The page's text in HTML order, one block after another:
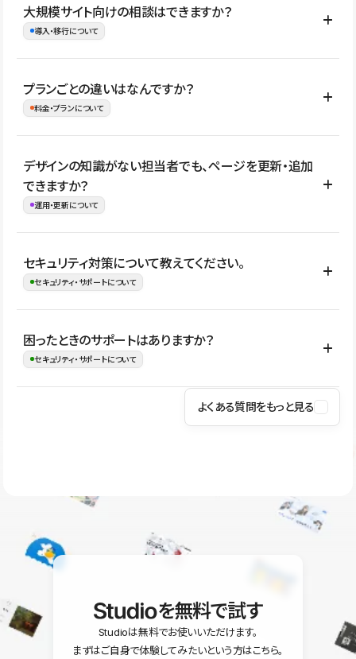
はい。既存サイトの構成やコンテンツ、URLを整理したうえで、
Studio上に再構築する形で移行できます。 WordPressの場合は、
イト全体のデザインや設定がそのまま移行されるわけではないた
め、移行後にページ構成やデザイン、CMS設計、URL・リダイレク
大規模サイト向けの相談はできますか？
導入・移行について
はい。アクセス規模が大きいサイトや、複数部門での運用、権限管
理、セキュリティ確認、既存システムとの連携など、個別の要件が
ない段階でも、お問い合わせください。
お問合せはこちら
プランごとの違いはなんですか？
料金・プランについて
公開ページ数、バージョン履歴の期間、CMS利用数の上限、権限
管理の有無などがプランごとに異なります。詳しくは料金プランペ
ージをご覧ください。
デザインの知識がない担当者でも、ページを更新・追加
できますか？
運用・更新について
はい。CMSやコンポーネントを活用して更新範囲を設計しておく
ことで、デザインを崩しにくい状態で運用できます。 さらにコン
ながらレイアウトに影響を与えずに更新作業を進めやすくなりま
す。
セキュリティ対策について教えてください。
セキュリティ・サポートについて
Studioでは、公開サイトやサービスを安全に利用できるよう、通信
の暗号化、データ保護、アクセス管理、脆弱性対策など、複数の観
はSSL/TLSによる通信暗号化に対応しており、悪質なスクリプトの
困ったときのサポートはありますか？
セキュリティ・サポートについて
操作方法や機能については、ヘルプセンターでご確認いただけま
ユーザー同士で質問・相談できるコミュニティもご利用ください。
よくある質問をもっと見る
を無料で試す
Studioは無料でお使いいただけます。
まずはご自身で体験してみたいという方はこちら。